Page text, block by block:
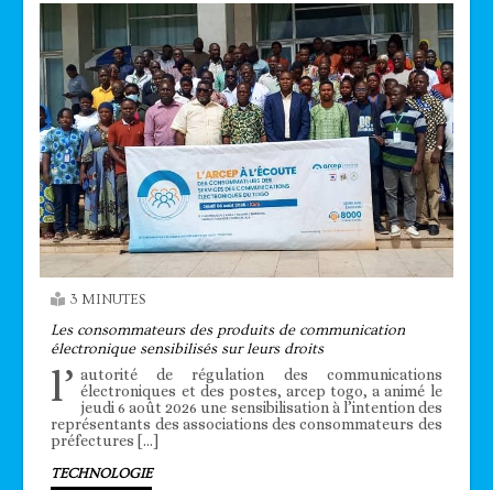
3 MINUTES
Les consommateurs des produits de communication
électronique sensibilisés sur leurs droits
l’ autorité de régulation des communications
électroniques et des postes, arcep togo, a animé le
jeudi 6 août 2026 une sensibilisation à l’intention des
représentants des associations des consommateurs des
préfectures […]
TECHNOLOGIE